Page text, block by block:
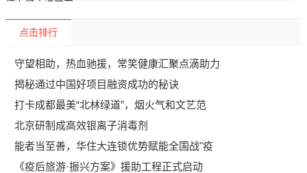
点击排行
守望相助，热血驰援，常笑健康汇聚点滴助力
揭秘通过中国好项目融资成功的秘诀
打卡成都最美“北林绿道”，烟火气和文艺范
北京研制成高效银离子消毒剂
能者当至善，华住大连锁优势赋能全国战"疫
《疫后旅游·振兴方案》援助工程正式启动